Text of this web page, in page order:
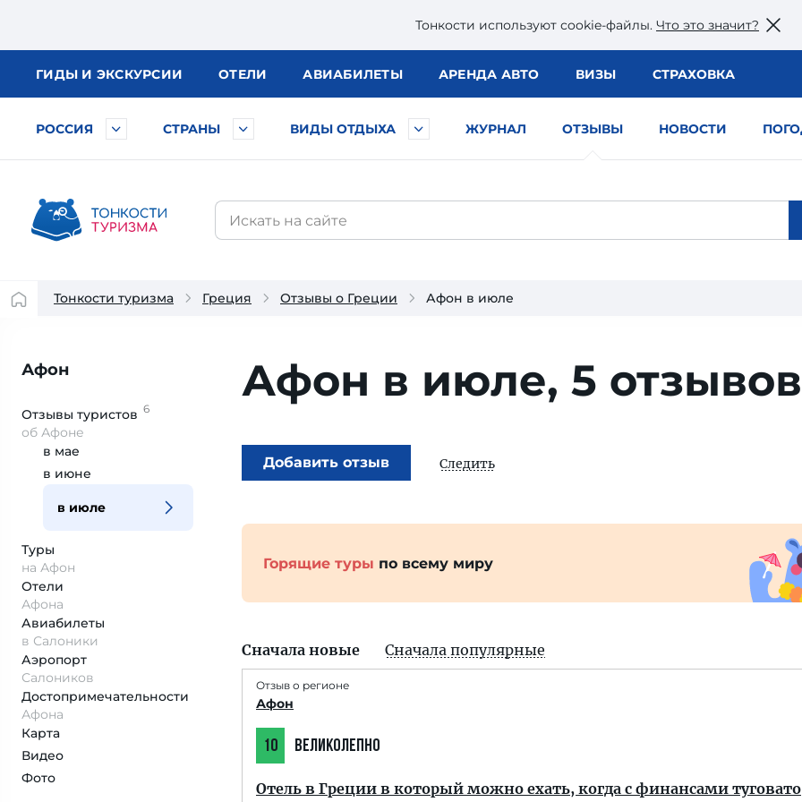
Тонкости используют сookie-файлы. Что это значит?
ГИДЫ И ЭКСКУРСИИ ОТЕЛИ АВИАБИЛЕТЫ АРЕНДА АВТО ВИЗЫ СТРАХОВКА
РОССИЯ СТРАНЫ ВИДЫ ОТДЫХА ЖУРНАЛ ОТЗЫВЫ НОВОСТИ
Тонкости туризма Греция Отзывы о Греции Афон в июле
Афон
Отзывы туристов 6
об Афоне
в мае
в июне
в июле
Туры
на Афон
Отели
Афона
Авиабилеты
в Салоники
Аэропорт
Салоников
Достопримеча­тельности
Афона
Карта
Видео
Фото
Афон в июле, 5 отзывов
Добавить отзыв Следить
Горящие туры по всему миру
Сначала новые Сначала популярные
Отзыв о регионе
Афон
10 ВЕЛИКОЛЕПНО
Отель в Греции в который можно ехать, когда с финансами